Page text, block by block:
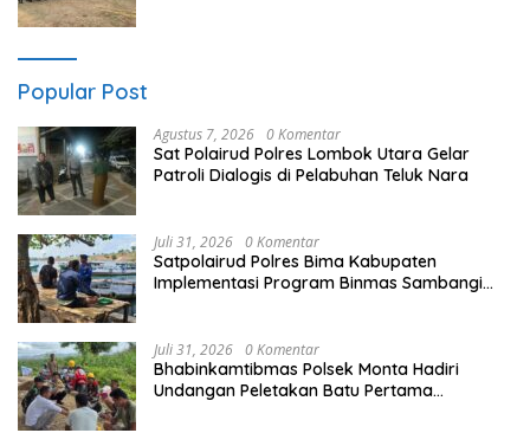
Popular Post
Agustus 7, 2026 0 Komentar
Sat Polairud Polres Lombok Utara Gelar
Patroli Dialogis di Pelabuhan Teluk Nara
Juli 31, 2026 0 Komentar
Satpolairud Polres Bima Kabupaten
Implementasi Program Binmas Sambangi
Juli 31, 2026 0 Komentar
Bhabinkamtibmas Polsek Monta Hadiri
Undangan Peletakan Batu Pertama